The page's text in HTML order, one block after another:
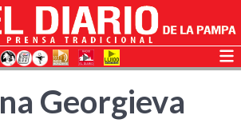
Georgieva